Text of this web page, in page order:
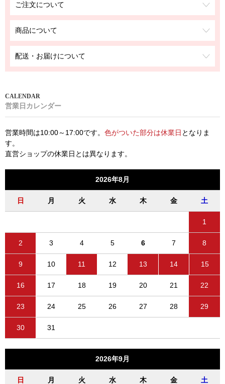
ご注文について
商品について
配送・お届けについて
営業日カレンダー
営業時間は10:00～17:00です。 色がついた部分は休業日 となりま
す。
直営ショップの休業日とは異なります。
2026年8月
日 月 火 水 木 金 土
1
2 3 4 5 6 7 8
9 10 11 12 13 14 15
16 17 18 19 20 21 22
23 24 25 26 27 28 29
30 31
2026年9月
日 月 火 水 木 金 土